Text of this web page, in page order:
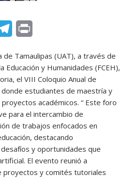
e
g
r
a
m
i
n
t
de Tamaulipas (UAT), a través de
Educación y Humanidades (FCEH),
el VIII Coloquio Anual de
estudiantes de maestría y
académicos. “ Este foro
para el intercambio de
de trabajos enfocados en
destacando
y oportunidades que
El evento reunió a
y comités tutoriales